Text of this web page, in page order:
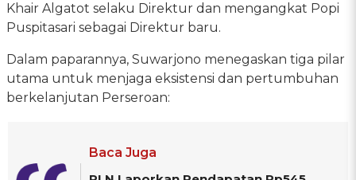
Khair Algatot selaku Direktur dan mengangkat Popi
Puspitasari sebagai Direktur baru.
Dalam paparannya, Suwarjono menegaskan tiga pilar
utama untuk menjaga eksistensi dan pertumbuhan
berkelanjutan Perseroan:
Baca Juga